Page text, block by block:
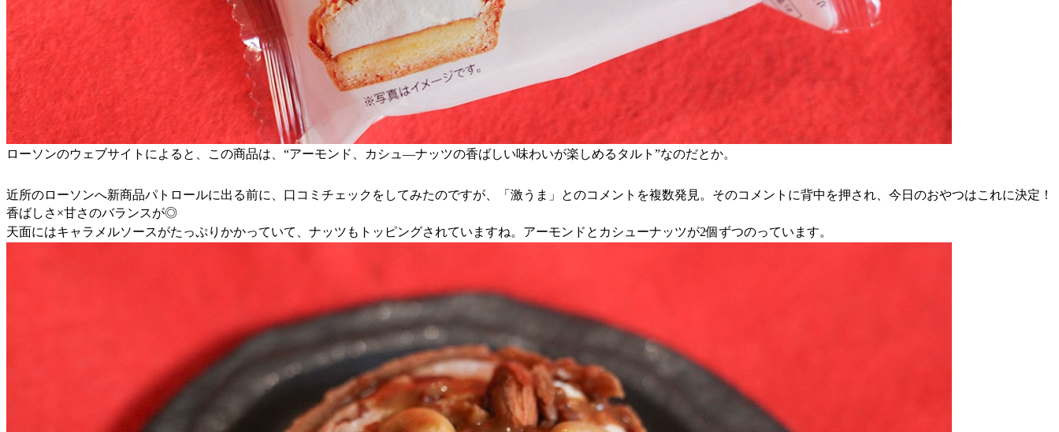
ローソンのウェブサイトによると、この商品は、“アーモンド、カシュ—ナッツの香ばしい味わいが楽しめるタルト”なのだとか。
近所のローソンへ新商品パトロールに出る前に、口コミチェックをしてみたのですが、「激うま」とのコメントを複数発見。そのコメントに背中を押され、今日のおやつはこれに決定！
香ばしさ×甘さのバランスが◎
天面にはキャラメルソースがたっぷりかかっていて、ナッツもトッピングされていますね。アーモンドとカシューナッツが2個ずつのっています。